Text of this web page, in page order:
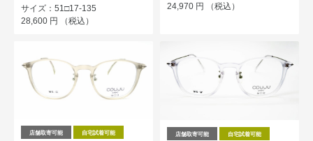
サイズ：51□17-135
28,600 円 （税込）
24,970 円 （税込）
店舗取寄可能 自宅試着可能 店舗取寄可能 自宅試着可能